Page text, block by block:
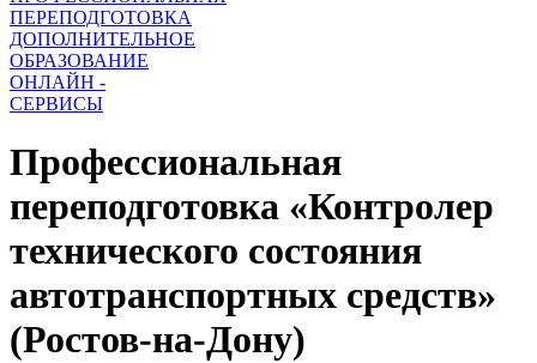
ПЕРЕПОДГОТОВКА
ДОПОЛНИТЕЛЬНОЕ
ОБРАЗОВАНИЕ
ОНЛАЙН -
СЕРВИСЫ
Профессиональная
переподготовка «Контролер
технического состояния
автотранспортных средств»
(Ростов-на-Дону)